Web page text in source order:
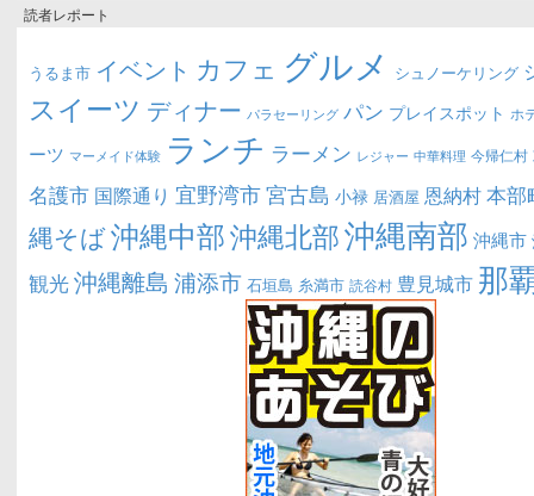
読者レポート
うるま市 イベント カフェ グルメ シュノーケリング
スイーツ ディナー パラセーリング パン プレイスポット ホ
ーツ マーメイド体験 ランチ ラーメン レジャー 中華料理 今帰仁村
名護市 国際通り 宜野湾市宮古島 小禄 居酒屋 恩納村本部
縄そば沖縄中部沖縄北部沖縄南部 沖縄市
観光沖縄離島 浦添市 石垣島 糸満市 読谷村 豊見城市 那